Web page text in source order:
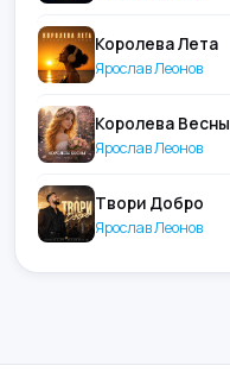
Королева Лета
Ярослав Леонов
Королева Весны
Ярослав Леонов
Твори Добро
Ярослав Леонов